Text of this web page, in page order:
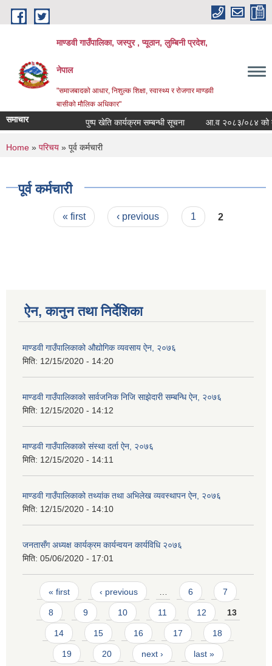
Skip to main content
माण्डवी गाउँपालिका, जस्पुर , प्यूठान, लुम्बिनी प्रदेश,
नेपाल
"समाजबादको आधार, निशुल्क शिक्षा, स्वास्थ्य र रोजगार माण्डवी
बासीको मौलिक अधिकार"
समाचार पुष्प खेति कार्यक्रम सम्बन्धी सूचना आ.व २०८३/०८४ को
You are here
Home » परिचय » पूर्व कर्मचारी
पूर्व कर्मचारी
Pages« first ‹ previous 1 2
ऐन, कानुन तथा निर्देशिका
माण्डवी गाउँपालिकाको औद्योगिक व्यवसाय ऐन, २०७६
मिति: 12/15/2020 - 14:20
माण्डवी गाउँपालिकाको सार्वजनिक निजि साझेदारी सम्बन्धि ऐन, २०७६
मिति: 12/15/2020 - 14:12
माण्डवी गाउँपालिकाको संस्था दर्ता ऐन, २०७६
मिति: 12/15/2020 - 14:11
माण्डवी गाउँपालिकाको तथ्यांक तथा अभिलेख व्यवस्थापन ऐन, २०७६
मिति: 12/15/2020 - 14:10
जनतासँग अध्यक्ष कार्यक्रम कार्यन्वयन कार्यविधि २०७६
मिति: 05/06/2020 - 17:01
Pages
« first ‹ previous 6 7
8 9 10 11 12 13
14 15 16 17 18
19 20 next › last »